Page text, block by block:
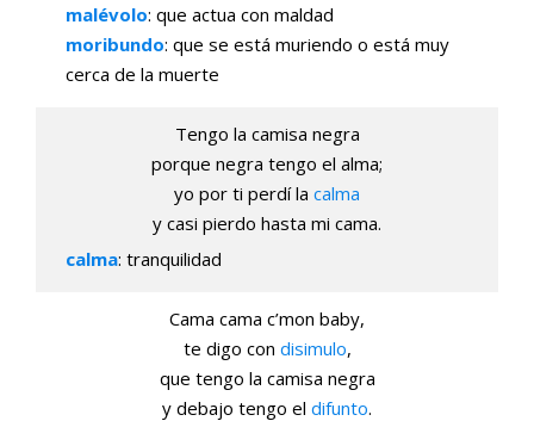
malévolo: que actua con maldad
moribundo: que se está muriendo o está muy
cerca de la muerte
Tengo la camisa negra
porque negra tengo el alma;
yo por ti perdí la calma
y casi pierdo hasta mi cama.
calma: tranquilidad
Cama cama c’mon baby,
te digo con disimulo,
que tengo la camisa negra
y debajo tengo el difunto.